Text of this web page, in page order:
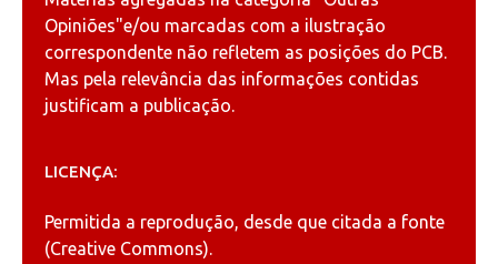
Opiniões"e/ou marcadas com a ilustração
correspondente não refletem as posições do PCB.
Mas pela relevância das informações contidas
justificam a publicação.
LICENÇA:
Permitida a reprodução, desde que citada a fonte
(Creative Commons).